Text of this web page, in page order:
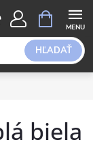
HĽADAŤ
KOŠÍK
biela